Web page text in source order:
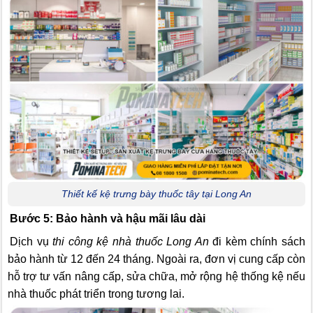
Thiết kế kệ trưng bày thuốc tây tại Long An
Bước 5: Bảo hành và hậu mãi lâu dài
Dịch vụthi công kệ nhà thuốc Long Anđi kèm chính sách
bảo hành từ 12 đến 24 tháng. Ngoài ra, đơn vị cung cấp còn
hỗ trợ tư vấn nâng cấp, sửa chữa, mở rộng hệ thống kệ nếu
nhà thuốc phát triển trong tương lai.